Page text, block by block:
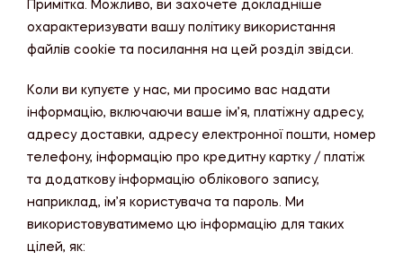
Примітка. Можливо, ви захочете докладніше
охарактеризувати вашу політику використання
файлів cookie та посилання на цей розділ звідси.
Коли ви купуєте у нас, ми просимо вас надати
інформацію, включаючи ваше ім’я, платіжну адресу,
адресу доставки, адресу електронної пошти, номер
телефону, інформацію про кредитну картку / платіж
та додаткову інформацію облікового запису,
наприклад, ім’я користувача та пароль. Ми
використовуватимемо цю інформацію для таких
цілей, як: